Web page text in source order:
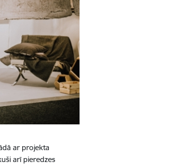
ar projekta
arī pieredzes